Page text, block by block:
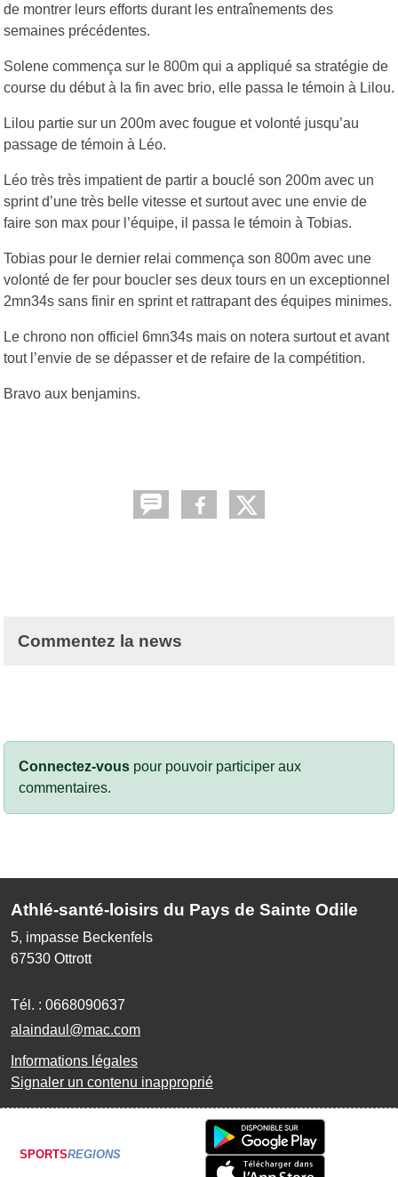
de montrer leurs efforts durant les entraînements des
semaines précédentes.
Solene commença sur le 800m qui a appliqué sa stratégie de
course du début à la fin avec brio, elle passa le témoin à Lilou.
Lilou partie sur un 200m avec fougue et volonté jusqu’au
passage de témoin à Léo.
Léo très très impatient de partir a bouclé son 200m avec un
sprint d’une très belle vitesse et surtout avec une envie de
faire son max pour l’équipe, il passa le témoin à Tobias.
Tobias pour le dernier relai commença son 800m avec une
volonté de fer pour boucler ses deux tours en un exceptionnel
2mn34s sans finir en sprint et rattrapant des équipes minimes.
Le chrono non officiel 6mn34s mais on notera surtout et avant
tout l’envie de se dépasser et de refaire de la compétition.
Bravo aux benjamins.
Commentez la news
Connectez-vous pour pouvoir participer aux
commentaires.
Athlé-santé-loisirs du Pays de Sainte Odile
5, impasse Beckenfels
67530 Ottrott
Tél. : 0668090637
alaindaul@mac.com
Informations légales
Signaler un contenu inapproprié
SPORTSREGIONS